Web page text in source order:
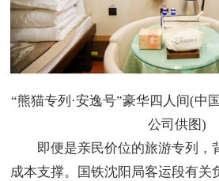
“熊猫专列·安逸号”豪华四人间(中
公司供图)
即便是亲民价位的旅游专列，
成本支撑。国铁沈阳局客运段有关